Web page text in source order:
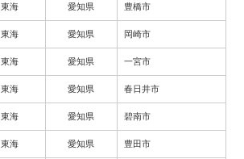
東海 愛知県 豊橋市
東海 愛知県 岡崎市
東海 愛知県 一宮市
東海 愛知県 春日井市
東海 愛知県 碧南市
東海 愛知県 豊田市